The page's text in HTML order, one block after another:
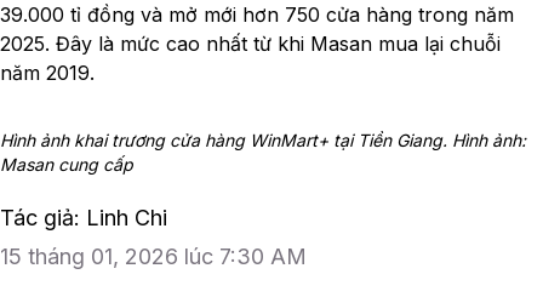
39.000 tỉ đồng và mở mới hơn 750 cửa hàng trong năm
2025. Đây là mức cao nhất từ khi Masan mua lại chuỗi
năm 2019.
Hình ảnh khai trương cửa hàng WinMart+ tại Tiền Giang. Hình ảnh:
Masan cung cấp
Tác giả: Linh Chi
15 tháng 01, 2026 lúc 7:30 AM